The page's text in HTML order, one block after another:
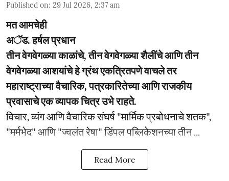
Published on: 29 Jul 2026, 2:37 am
मत आमचेही
अॅड. हर्षल प्रधान
तीन वेगवेगळ्या काळांचे, तीन वेगवेगळ्या शैलींचे आणि तीन
वेगवेगळ्या आशयांचे हे ग्रंथ एकत्रितपणे वाचले तर
महाराष्ट्राच्या वैचारिक, पत्रकारितेच्या आणि राजकीय
प्रवासाचे एक व्यापक चित्र उभे राहते.
विचार, व्यंग आणि वैचारिक संघर्ष "मार्मिक प्रबोधनाचे शतक",
"मर्मभेद" आणि "ज्वलंत रेषा" डिंपल पब्लिकेशनच्या तीन ...
Read More